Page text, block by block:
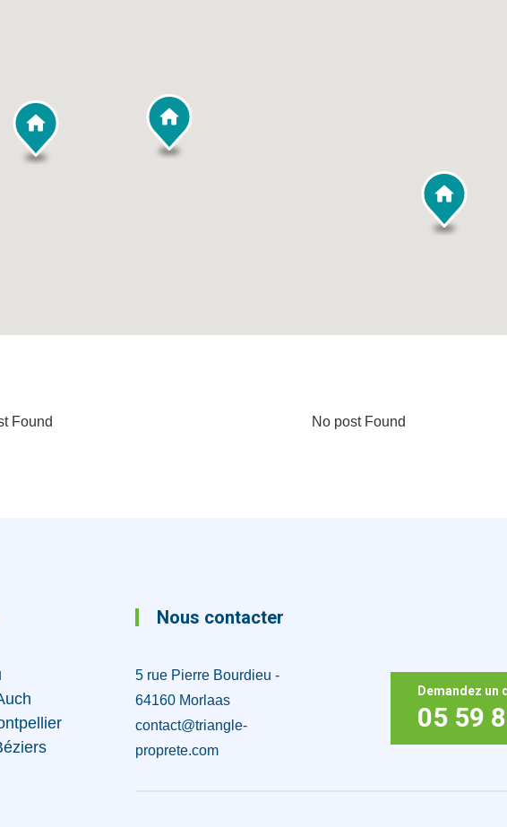
Found No post Found
Nous contacter
5 rue Pierre Bourdieu -
64160 Morlaas
contact@triangle-
proprete.com
Demandez un
05 59